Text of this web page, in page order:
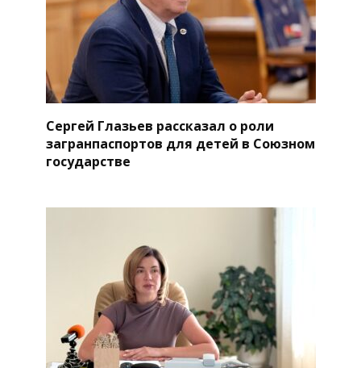
Сергей Глазьев рассказал о роли
загранпаспортов для детей в Союзном
государстве